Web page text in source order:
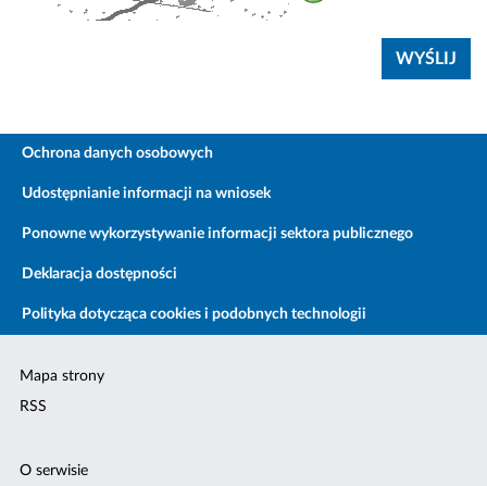
Ochrona danych osobowych
Udostępnianie informacji na wniosek
Ponowne wykorzystywanie informacji sektora publicznego
Deklaracja dostępności
Polityka dotycząca cookies i podobnych technologii
Mapa strony
RSS
O serwisie